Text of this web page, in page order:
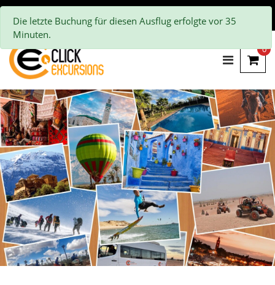
0
Die letzte Buchung für diesen Ausflug erfolgte vor 35
Minuten.